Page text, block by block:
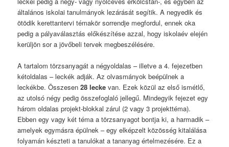
általános iskolai tanulmányok lezárását segítik. A negyedik és
ötödik kerettantervi témakör sorrendje megfordul, ennek oka
pedig a pályaválasztás előkészítése azzal, hogy iskolaév elején
kerüljön sor a jövőbeli tervek megbeszélésére.
A tartalom törzsanyagát a négyoldalas – illetve a 4. fejezetben
kétoldalas – leckék adják. Az olvasmányok beépülnek a
leckékbe. Összesen28 lecke van. Ezek közül az első ismétlő,
az utolsó négy pedig összefoglaló jellegű. Mindegyik fejezet egy
három oldalas projekt-blokkal zárul (2 vagy 3 projekttéma).
Ebben egy vagy két téma a törzsanyagot bontja ki, a harmadik –
amelyek egymásra épülnek – egy elképzelt közösség kitalálása
folyamán készteti a tanulókat a tananyag értelmezésére. Ez a